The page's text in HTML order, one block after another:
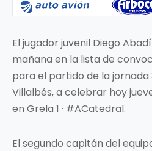
El jugador juvenil Diego
mañana en la lista de
para el partido de la jornada
Villalbés, a celebrar hoy
en Grela 1 · #ACatedral.
El segundo capitán del